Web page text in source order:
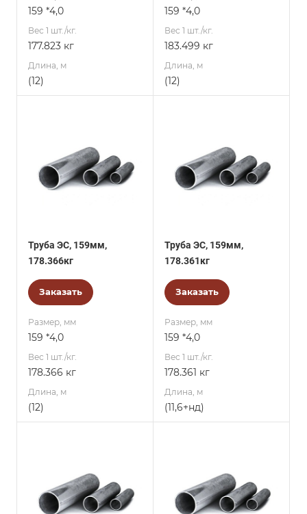
159 *4,0
Вес 1 шт./кг.
177.823 кг
Длина, м
(12)
159 *4,0
Вес 1 шт./кг.
183.499 кг
Длина, м
(12)
Труба ЭС, 159мм,
178.366кг
Заказать
Размер, мм
159 *4,0
Вес 1 шт./кг.
178.366 кг
Длина, м
(12)
Труба ЭС, 159мм,
178.361кг
Заказать
Размер, мм
159 *4,0
Вес 1 шт./кг.
178.361 кг
Длина, м
(11,6+нд)